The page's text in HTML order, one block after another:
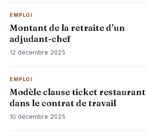
EMPLOI
Montant de la retraite d’un
adjudant-chef
12 décembre 2025
EMPLOI
Modèle clause ticket restaurant
dans le contrat de travail
10 décembre 2025